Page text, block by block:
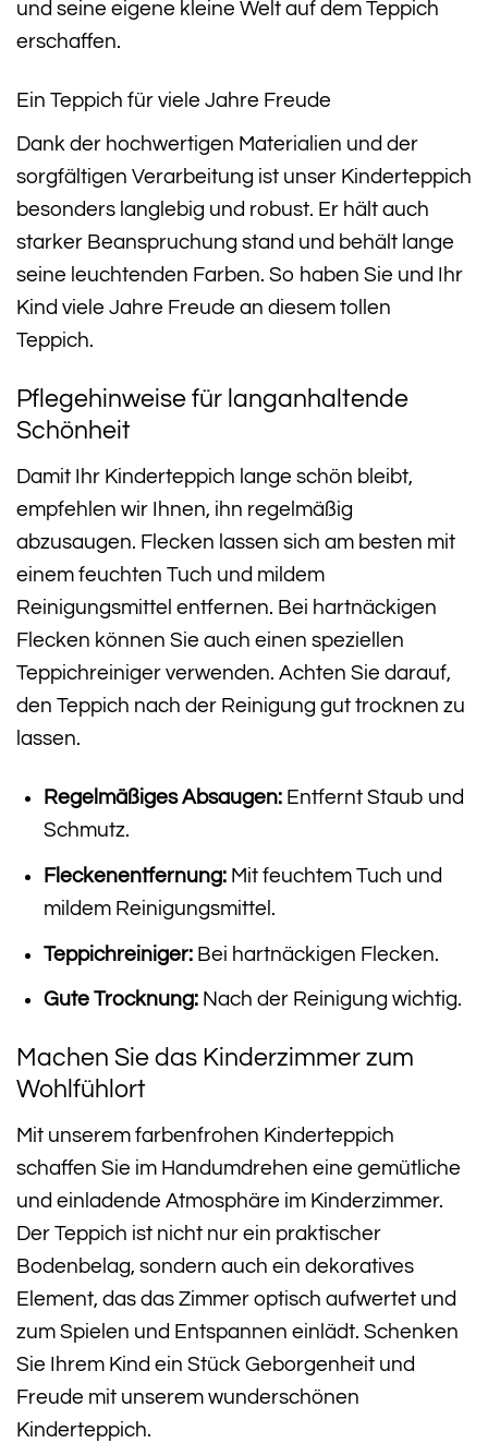
und seine eigene kleine Welt auf dem Teppich
erschaffen.
Ein Teppich für viele Jahre Freude
Dank der hochwertigen Materialien und der
sorgfältigen Verarbeitung ist unser Kinderteppich
besonders langlebig und robust. Er hält auch
starker Beanspruchung stand und behält lange
seine leuchtenden Farben. So haben Sie und Ihr
Kind viele Jahre Freude an diesem tollen
Teppich.
Pflegehinweise für langanhaltende
Schönheit
Damit Ihr Kinderteppich lange schön bleibt,
empfehlen wir Ihnen, ihn regelmäßig
abzusaugen. Flecken lassen sich am besten mit
einem feuchten Tuch und mildem
Reinigungsmittel entfernen. Bei hartnäckigen
Flecken können Sie auch einen speziellen
Teppichreiniger verwenden. Achten Sie darauf,
den Teppich nach der Reinigung gut trocknen zu
lassen.
Regelmäßiges Absaugen:Entfernt Staub und
Schmutz.
Fleckenentfernung:Mit feuchtem Tuch und
mildem Reinigungsmittel.
Teppichreiniger:Bei hartnäckigen Flecken.
Gute Trocknung:Nach der Reinigung wichtig.
Machen Sie das Kinderzimmer zum
Wohlfühlort
Mit unserem farbenfrohen Kinderteppich
schaffen Sie im Handumdrehen eine gemütliche
und einladende Atmosphäre im Kinderzimmer.
Der Teppich ist nicht nur ein praktischer
Bodenbelag, sondern auch ein dekoratives
Element, das das Zimmer optisch aufwertet und
zum Spielen und Entspannen einlädt. Schenken
Sie Ihrem Kind ein Stück Geborgenheit und
Freude mit unserem wunderschönen
Kinderteppich.